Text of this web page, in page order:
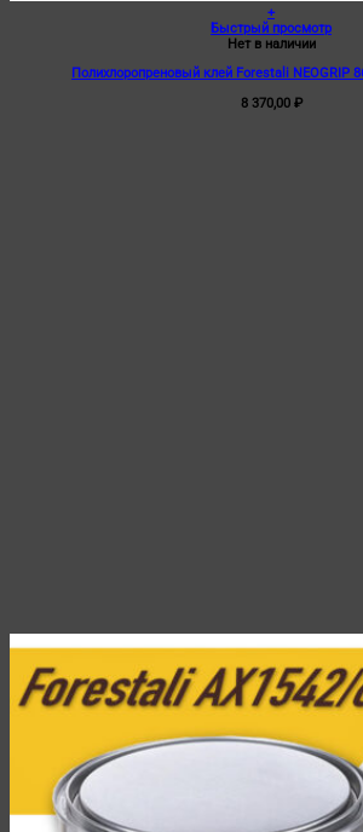
+
Быстрый просмотр
Нет в наличии
Полихлоропреновый клей Forestali NEOGRIP
8 370,00 ₽